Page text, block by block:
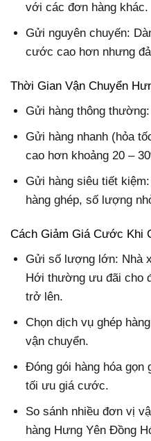
với các đơn hàng khác.
Gửi nguyên chuyến:
cước cao hơn nhưng
Thời Gian Vận Chuyển
Gửi hàng thông
Gửi hàng nhanh (hỏa
cao hơn khoảng 20 –
Gửi hàng siêu tiết
hàng ghép, số lượng
Cách Giảm Giá Cước Khi
Gửi số lượng lớn: Nhà
Hới thường ưu đãi cho
trở lên.
Chọn dịch vụ ghép
vận chuyển.
Đóng gói hàng hóa
tối ưu giá cước.
So sánh nhiều đơn vị
hàng Hưng Yên Đồng